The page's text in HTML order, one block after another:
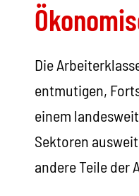
Die
entmutigen,
einem
Sektoren
andere Teile der